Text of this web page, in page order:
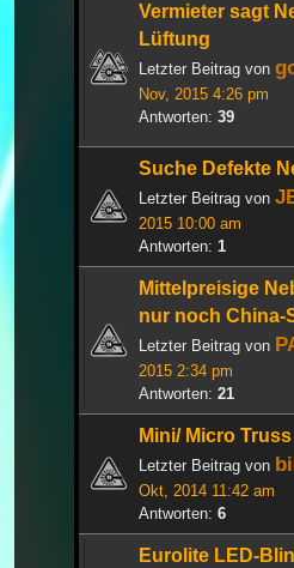
Vermieter sagt
Lüftung
Letzter Beitrag von
Nov, 2015 4:26 pm
Antworten: 39
Suche Defekte
Letzter Beitrag von
2015 10:00 am
Antworten: 1
Mittelpreisige
nur noch China-
Letzter Beitrag von
2015 2:34 pm
Antworten: 21
Mini/ Micro Truss
Letzter Beitrag von
Okt, 2014 11:42 am
Antworten: 6
Eurolite LED-